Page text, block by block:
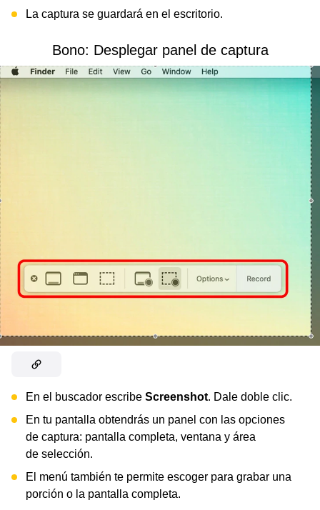
La captura se guardará en el escritorio.
Bono: Desplegar panel de captura
En el buscador escribe Screenshot. Dale doble clic.
En tu pantalla obtendrás un panel con las opciones
de captura: pantalla completa, ventana y área
de selección.
El menú también te permite escoger para grabar una
porción o la pantalla completa.